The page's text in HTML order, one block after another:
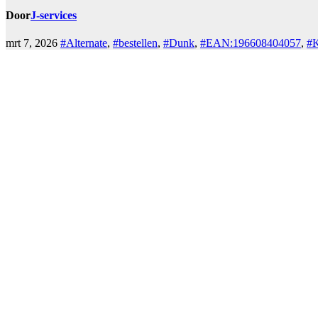
DoorJ-services
mrt 7, 2026 #Alternate, #bestellen, #Dunk, #EAN:196608404057,